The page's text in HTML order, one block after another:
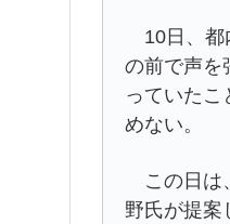
10日、都
の前で声を
っていたこ
めない。
この日は
野氏が提案